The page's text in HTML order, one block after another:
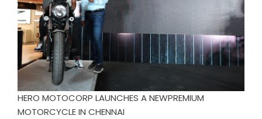
HERO MOTOCORP LAUNCHES A NEWPREMIUM
MOTORCYCLE IN CHENNAI